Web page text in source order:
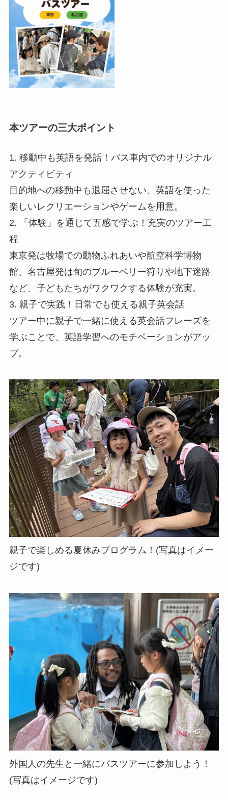
本ツアーの三大ポイント
1. 移動中も英語を発話！バス車内でのオリジナル
アクティビティ
目的地への移動中も退屈させない、英語を使った
楽しいレクリエーションやゲームを用意。
2. 「体験」を通じて五感で学ぶ！充実のツアー工
程
東京発は牧場での動物ふれあいや航空科学博物
館、名古屋発は旬のブルーベリー狩りや地下迷路
など、子どもたちがワクワクする体験が充実。
3. 親子で実践！日常でも使える親子英会話
ツアー中に親子で一緒に使える英会話フレーズを
学ぶことで、英語学習へのモチベーションがアッ
プ。
親子で楽しめる夏休みプログラム！(写真はイメー
ジです)
外国人の先生と一緒にバスツアーに参加しよう！
(写真はイメージです)